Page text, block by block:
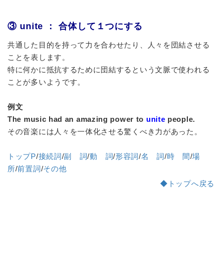
③ unite ： 合体して１つにする
共通した目的を持って力を合わせたり、人々を団結させる
ことを表します。
特に何かに抵抗するために団結するという文脈で使われる
ことが多いようです。
例文
The music had an amazing power to unite people.
その音楽には人々を一体化させる驚くべき力があった。
トップP/接続詞/副 詞/動 詞/形容詞/名 詞/時 間/場
所/前置詞/その他
◆トップへ戻る